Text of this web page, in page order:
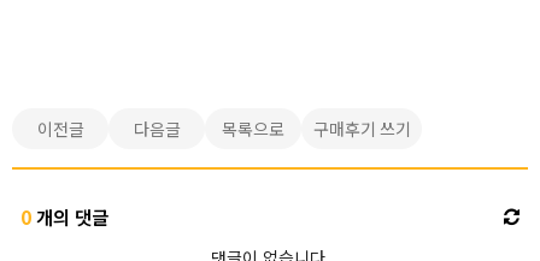
이전글 다음글 목록으로 구매후기 쓰기
0개의 댓글